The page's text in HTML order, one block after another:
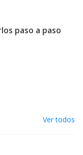
paso a paso
Ver todos